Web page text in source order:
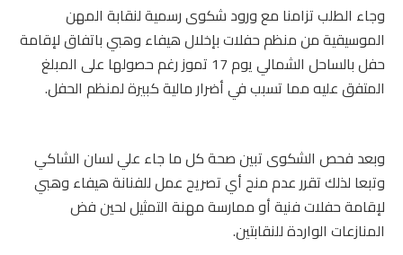
وجاء الطلب تزامنا مع ورود شكوى رسمية لنقابة المهن
الموسيقية من منظم حفلات بإخلال هيفاء وهبي باتفاق لإقامة
حفل بالساحل الشمالي يوم 17 تموز رغم حصولها على المبلغ
المتفق عليه مما تسبب في أضرار مالية كبيرة لمنظم الحفل.
وبعد فحص الشكوى تبين صحة كل ما جاء علي لسان الشاكي
وتبعا لذلك تقرر عدم منح أي تصريح عمل للفنانة هيفاء وهبي
لإقامة حفلات فنية أو ممارسة مهنة التمثيل لحين فض
المنازعات الواردة للنقابتين.